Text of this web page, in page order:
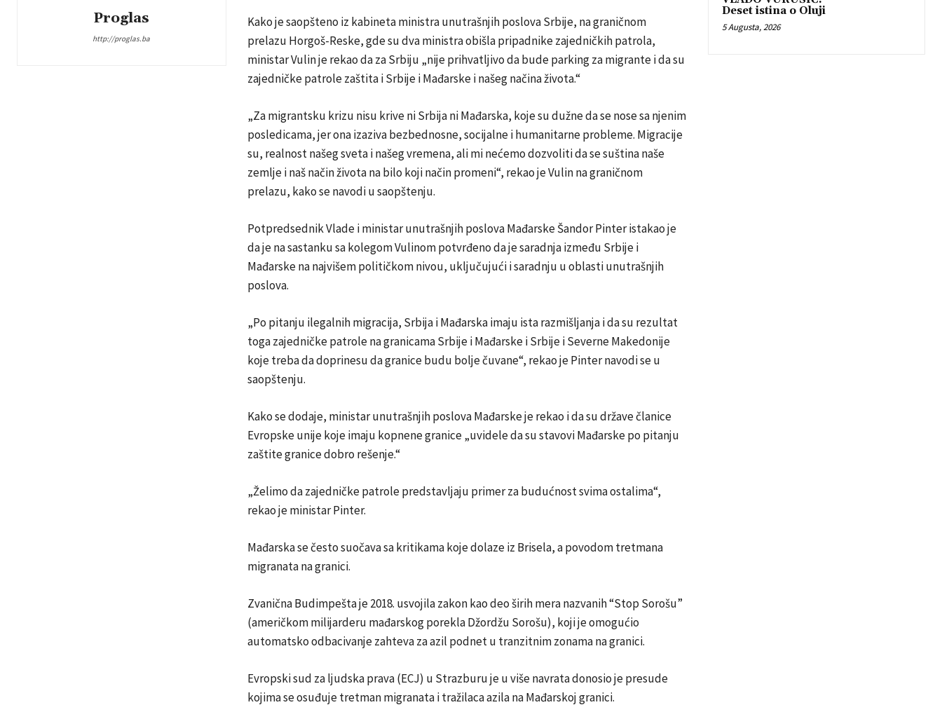
Proglas
http://proglas.ba
Kako je saopšteno iz kabineta ministra unutrašnjih poslova Srbije, na graničnom
prelazu Horgoš-Reske, gde su dva ministra obišla pripadnike zajedničkih patrola,
ministar Vulin je rekao da za Srbiju „nije prihvatljivo da bude parking za migrante i da su
zajedničke patrole zaštita i Srbije i Mađarske i našeg načina života.“
„Za migrantsku krizu nisu krive ni Srbija ni Mađarska, koje su dužne da se nose sa njenim
posledicama, jer ona izaziva bezbednosne, socijalne i humanitarne probleme. Migracije
su, realnost našeg sveta i našeg vremena, ali mi nećemo dozvoliti da se suština naše
zemlje i naš način života na bilo koji način promeni“, rekao je Vulin na graničnom
prelazu, kako se navodi u saopštenju.
Potpredsednik Vlade i ministar unutrašnjih poslova Mađarske Šandor Pinter istakao je
da je na sastanku sa kolegom Vulinom potvrđeno da je saradnja između Srbije i
Mađarske na najvišem političkom nivou, uključujući i saradnju u oblasti unutrašnjih
poslova.
„Po pitanju ilegalnih migracija, Srbija i Mađarska imaju ista razmišljanja i da su rezultat
toga zajedničke patrole na granicama Srbije i Mađarske i Srbije i Severne Makedonije
koje treba da doprinesu da granice budu bolje čuvane“, rekao je Pinter navodi se u
saopštenju.
Kako se dodaje, ministar unutrašnjih poslova Mađarske je rekao i da su države članice
Evropske unije koje imaju kopnene granice „uvidele da su stavovi Mađarske po pitanju
zaštite granice dobro rešenje.“
„Želimo da zajedničke patrole predstavljaju primer za budućnost svima ostalima“,
rekao je ministar Pinter.
Mađarska se često suočava sa kritikama koje dolaze iz Brisela, a povodom tretmana
migranata na granici.
Zvanična Budimpešta je 2018. usvojila zakon kao deo širih mera nazvanih “Stop Sorošu”
(američkom milijarderu mađarskog porekla Džordžu Sorošu), koji je omogućio
automatsko odbacivanje zahteva za azil podnet u tranzitnim zonama na granici.
Evropski sud za ljudska prava (ECJ) u Strazburu je u više navrata donosio je presude
kojima se osuđuje tretman migranata i tražilaca azila na Mađarskoj granici.
Deset istina o Oluji
5 Augusta, 2026